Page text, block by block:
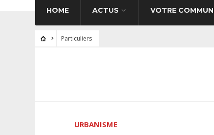
HOME ACTUS VOTRE
Particuliers
URBANISME